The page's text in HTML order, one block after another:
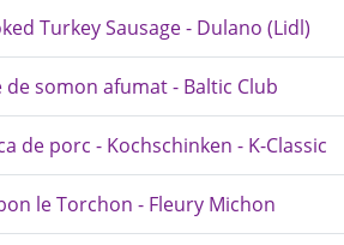
Turkey Sausage - Dulano (Lidl)
de somon afumat - Baltic Club
de porc - Kochschinken - K-Classic
le Torchon - Fleury Michon